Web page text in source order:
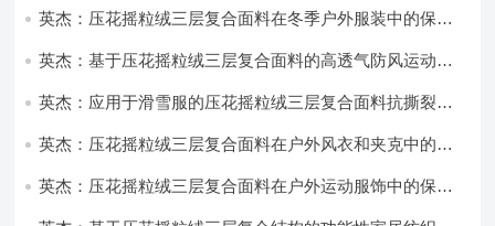
英杰：压花摇粒绒三层复合面料在冬季户外服装中的保暖
英杰：基于压花摇粒绒三层复合面料的高透气防风运动服
英杰：应用于滑雪服的压花摇粒绒三层复合面料抗撕裂与
英杰：压花摇粒绒三层复合面料在户外风衣和夹克中的应
英杰：压花摇粒绒三层复合面料在户外运动服饰中的保暖